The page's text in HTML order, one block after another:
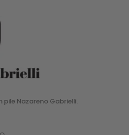
Nazareno Gabrielli.